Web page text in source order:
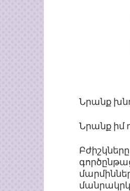
Նրանք
Նրանք իմ